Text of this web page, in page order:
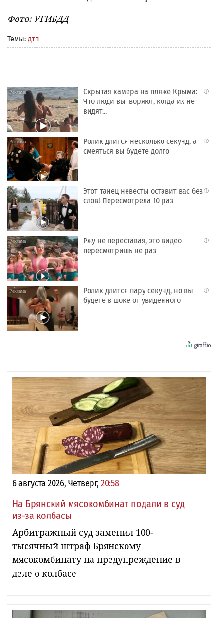
Фото: УГИБДД
Темы: дтп
i
Скрытая камера на пляже Крыма:
Что люди вытворяют, когда их не
видят...
i
Ролик длится несколько секунд, а
смеяться вы будете долго
i
Этот танец невесты оставит вас без
слов! Пересмотрела 10 раз
i
Ржу не переставая, это видео
пересмотришь не раз
i
Ролик длится пару секунд, но вы
будете в шоке от увиденного
6 августа 2026, Четверг, 20:58
На Брянский мясокомбинат подали в суд
из-за колбасы
Арбитражный суд заменил 100-
тысячный штраф Брянскому
мясокомбинату на предупреждение в
деле о колбасе